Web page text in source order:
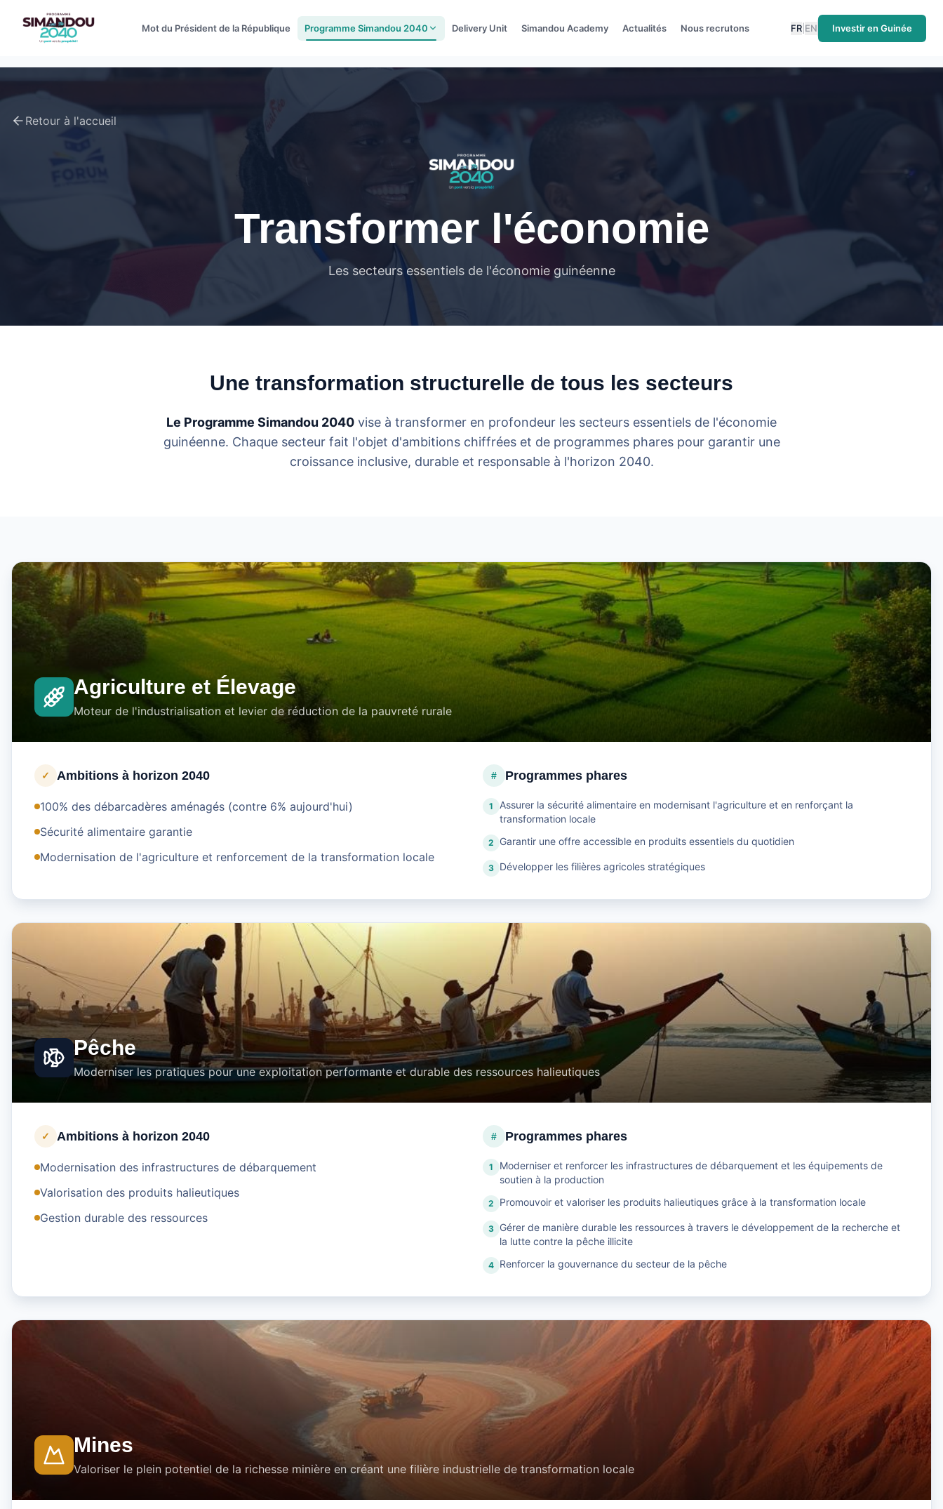
Mot du Président de la République Programme Simandou 2040 Delivery Unit Simandou Academy Actualités Nous recrutons FR EN Investir en Guinée
Retour à l'accueil
Transformer l'économie
Les secteurs essentiels de l'économie guinéenne
Une transformation structurelle de tous les secteurs
Le Programme Simandou 2040 vise à transformer en profondeur les secteurs essentiels de l'économie
guinéenne. Chaque secteur fait l'objet d'ambitions chiffrées et de programmes phares pour garantir une
croissance inclusive, durable et responsable à l'horizon 2040.
Agriculture et Élevage
Moteur de l'industrialisation et levier de réduction de la pauvreté rurale
✓ Ambitions à horizon 2040
100% des débarcadères aménagés (contre 6% aujourd'hui)
Sécurité alimentaire garantie
Modernisation de l'agriculture et renforcement de la transformation locale
# Programmes phares
1
Assurer la sécurité alimentaire en modernisant l'agriculture et en renforçant la
transformation locale
2 Garantir une offre accessible en produits essentiels du quotidien
3 Développer les filières agricoles stratégiques
Pêche
Moderniser les pratiques pour une exploitation performante et durable des ressources halieutiques
✓ Ambitions à horizon 2040
Modernisation des infrastructures de débarquement
Valorisation des produits halieutiques
Gestion durable des ressources
# Programmes phares
1
Moderniser et renforcer les infrastructures de débarquement et les équipements de
soutien à la production
2 Promouvoir et valoriser les produits halieutiques grâce à la transformation locale
3 Gérer de manière durable les ressources à travers le développement de la recherche et
la lutte contre la pêche illicite
4 Renforcer la gouvernance du secteur de la pêche
Mines
Valoriser le plein potentiel de la richesse minière en créant une filière industrielle de transformation locale